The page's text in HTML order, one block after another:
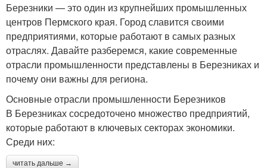
Березники — это один из крупнейших промышленных
центров Пермского края. Город славится своими
предприятиями, которые работают в самых разных
отраслях. Давайте разберемся, какие современные
отрасли промышленности представлены в Березниках и
почему они важны для региона.
Основные отрасли промышленности Березников
В Березниках сосредоточено множество предприятий,
которые работают в ключевых секторах экономики.
Среди них:
читать дальше →